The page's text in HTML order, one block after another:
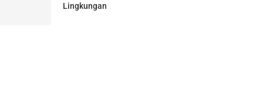
Lingkungan